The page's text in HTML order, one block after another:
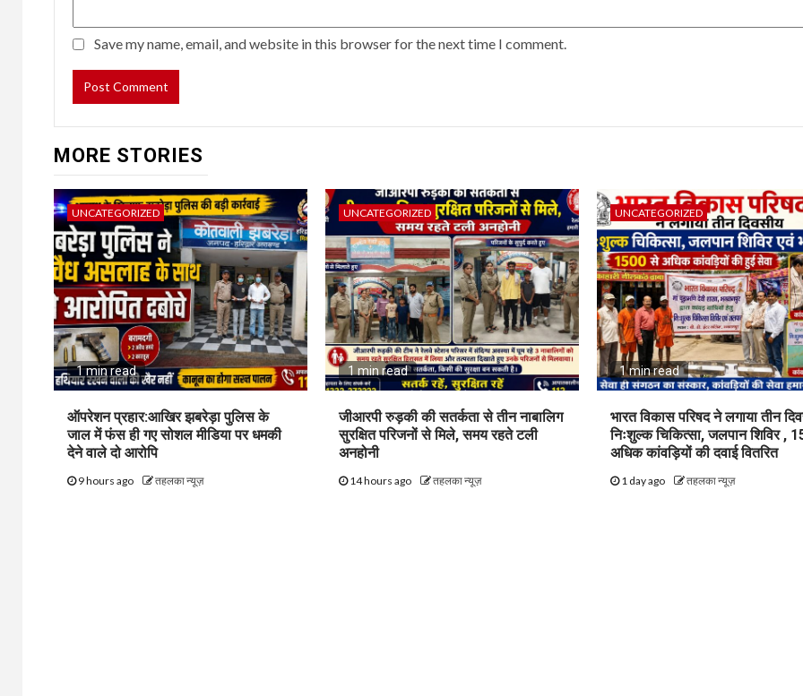
Save my name, email, and website in this browser for the next time I comment.
MORE STORIES
UNCATEGORIZED
1 min read
ऑपरेशन प्रहार:आखिर झबरेड़ा पुलिस के
जाल में फंस ही गए सोशल मीडिया पर धमकी
देने वाले दो आरोपि
9 hours ago तहलका न्यूज़
UNCATEGORIZED
1 min read
जीआरपी रुड़की की सतर्कता से तीन नाबालिग
सुरक्षित परिजनों से मिले, समय रहते टली
अनहोनी
14 hours ago तहलका न्यूज़
UNCATEGORIZED
1 min read
भारत विकास परिषद ने लगाया तीन
निःशुल्क चिकित्सा, जलपान शिविर ,
अधिक कांवड़ियों की दवाई वितरित
1 day ago तहलका न्यूज़